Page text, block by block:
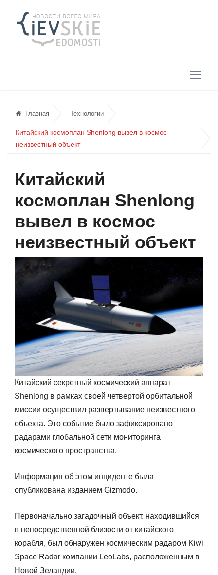
Главная Технологии
Китайский космоплан Shenlong вывел в космос
неизвестный объект
Китайский
космоплан Shenlong
вывел в космос
неизвестный объект
Китайский секретный космический аппарат
Shenlong в рамках своей четвертой орбитальной
миссии осуществил развертывание неизвестного
объекта. Это событие было зафиксировано
радарами глобальной сети мониторинга
космического пространства.
Информация об этом инциденте была
опубликована изданием Gizmodo.
Первоначально загадочный объект, находившийся
в непосредственной близости от китайского
корабля, был обнаружен космическим радаром Kiwi
Space Radar компании LeoLabs, расположенным в
Новой Зеландии.